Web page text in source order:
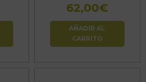
62,00€
AÑADIR AL
CARRITO